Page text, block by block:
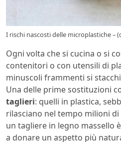
I rischi nascosti delle microplastiche –
Ogni volta che si cucina o si
contenitori o con utensili di
minuscoli frammenti si
Una delle prime sostituzioni
taglieri: quelli in plastica,
rilasciano nel tempo milioni
un tagliere in legno massello
a donare un aspetto più